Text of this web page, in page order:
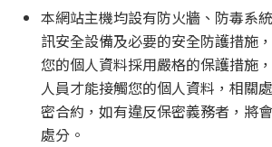
本網站主機均設有防火牆、防毒系
訊安全設備及必要的安全防護措施
您的個人資料採用嚴格的保護措施
人員才能接觸您的個人資料，相關
密合約，如有違反保密義務者，將
處分。